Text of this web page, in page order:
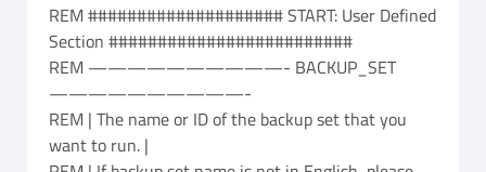
REM #################### START: User Defined
Section #########################
REM ——————————- BACKUP_SET
——————————-
REM | The name or ID of the backup set that you
want to run. |